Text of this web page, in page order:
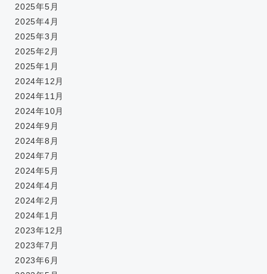
2025年5月
2025年4月
2025年3月
2025年2月
2025年1月
2024年12月
2024年11月
2024年10月
2024年9月
2024年8月
2024年7月
2024年5月
2024年4月
2024年2月
2024年1月
2023年12月
2023年7月
2023年6月